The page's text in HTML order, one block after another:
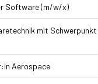
Software (m/w/x)
mit
Aerospace